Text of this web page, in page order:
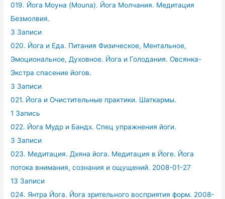
019. Йога Моуна (Mouna). Йога Молчания. Медитация
Безмолвия.
3 Записи
020. Йога и Еда. Питания Физическое, Ментальное,
Эмоциональное, Духовное. Йога и Голодания. Овсянка-
Экстра спасение йогов.
3 Записи
021. Йога и Очистительные практики. Шаткармы.
1 Запись
022. Йога Мудр и Бандх. Спец упражнения йоги.
3 Записи
023. Медитация. Дхяна йога. Медитация в Йоге. Йога
потока внимания, сознания и ощущений. 2008-01-27
13 Записи
024. Янтра Йога. Йога зрительного восприятия форм. 2008-